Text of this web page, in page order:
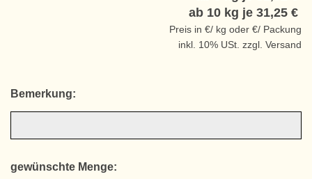
ab 10 kg je 31,25 €
Preis in €/ kg oder €/ Packung
inkl. 10% USt. zzgl. Versand
Bemerkung:
gewünschte Menge: